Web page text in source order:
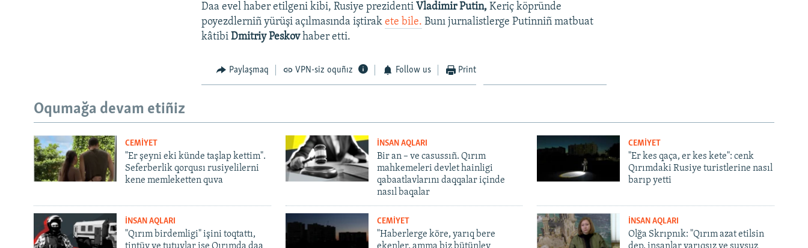
Daa evel haber etilgeni kibi, Rusiye prezidenti Vladimir Putin,Keriç köpründe
poyezdlerniñ yürüşi açılmasında iştirakete bile. Bunı jurnalistlerge Putinniñ matbuat
kâtibiDmitriy Peskovhaber etti.
Paylaşmaq VPN-siz oquñız Follow us Print
Oqumağa devam etiñiz
CEMİYET
"Er şeyni eki künde taşlap kettim".
Seferberlik qorqusı rusiyelilerni
kene memleketten quva
İNSAN AQLARI
Bir an – ve casussıñ. Qırım
mahkemeleri devlet hainligi
qabaatlavlarını daqqalar içinde
nasıl baqalar
CEMİYET
"Er kes qaça, er kes kete": cenk
Qırımdaki Rusiye turistlerine nasıl
barıp yetti
İNSAN AQLARI
"Qırım birdemligi" işini toqtattı,
tintüv ve tutuvlar ise Qırımda daa
CEMİYET
"Haberlerge köre, yarıq bere
ekenler, amma biz bütünley
İNSAN AQLARI
Olğa Skrıpnık: "Qırım azat etilsin
dep, insanlar yarıqsız ve suvsuz